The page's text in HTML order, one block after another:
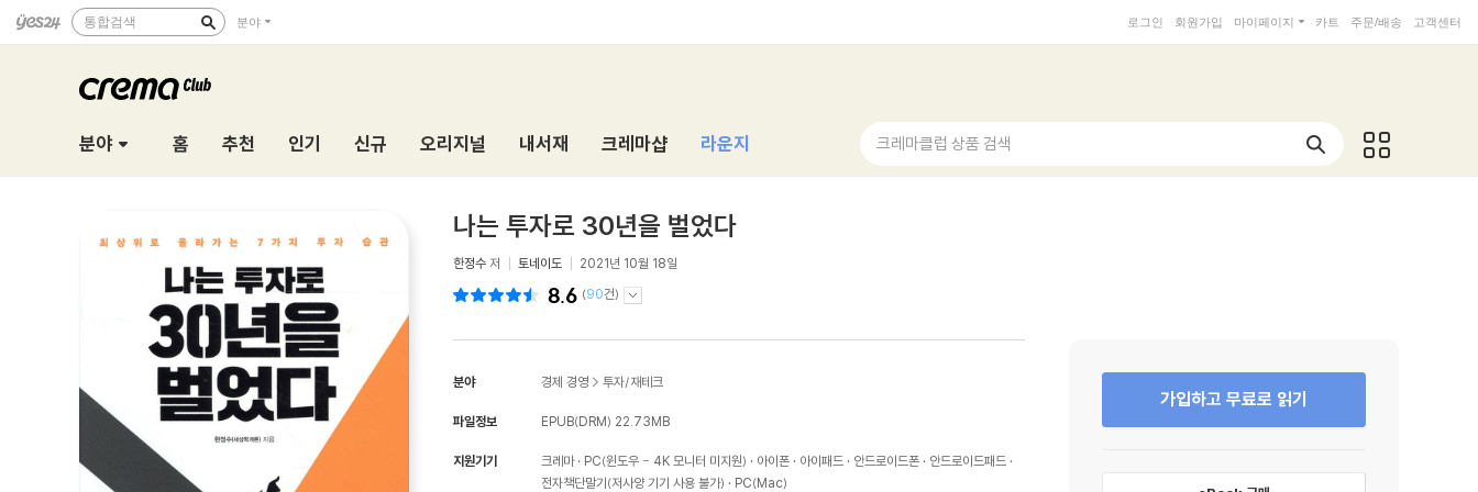
통합검색 분야 로그인 회원가입 마이페이지 카트 주문/배송 고객센터
분야 홈 추천 인기 신규 오리지널 내서재 크레마샵 라운지 크레마클럽 상품 검색
나는 투자로 30년을 벌었다
한정수 저 토네이도 2021년 10월 18일
8.6 (90건)
분야 경제 경영 > 투자/재테크
파일정보 EPUB(DRM) 22.73MB
지원기기 크레마 PC(윈도우 - 4K 모니터 미지원) 아이폰 아이패드 안드로이드폰
안드로이드패드
전자책단말기(저사양 기기 사용 불가)
PC(Mac)
가입하고 무료로 읽기